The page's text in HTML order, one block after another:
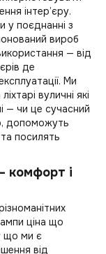
інтер’єру.
у поєднанні з
вироб
— від
де
Ми
ліхтарі вуличні які
— чи це сучасний
допоможуть
посилять
комфорт і
ціна що
що ми є
від